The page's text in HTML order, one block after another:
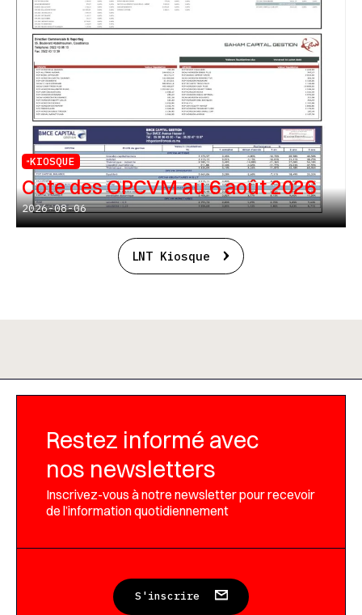
KIOSQUE
Cote des OPCVM au 6 août 2026
2026-08-06
LNT Kiosque
Restez informé avec
nos newsletters
Inscrivez-vous à notre newsletter pour recevoir
de l’information quotidiennement
S'inscrire